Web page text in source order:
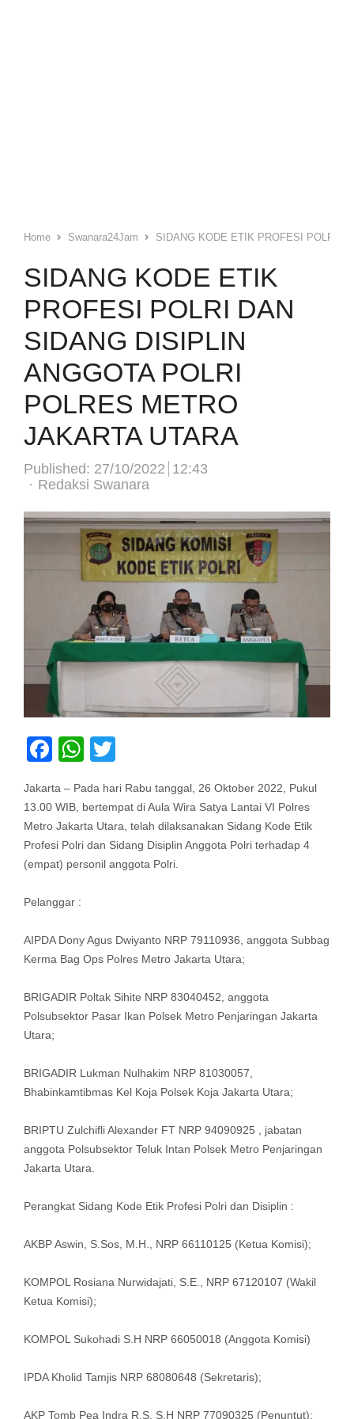
Home Swanara24Jam SIDANG KODE ETIK PROFESI POLRI
SIDANG KODE ETIK
PROFESI POLRI DAN
SIDANG DISIPLIN
ANGGOTA POLRI
POLRES METRO
JAKARTA UTARA
Published: 27/10/2022 12:43
Author
Redaksi Swanara
Facebook
WhatsApp
Twitter
Jakarta – Pada hari Rabu tanggal, 26 Oktober 2022, Pukul
13.00 WIB, bertempat di Aula Wira Satya Lantai VI Polres
Metro Jakarta Utara, telah dilaksanakan Sidang Kode Etik
Profesi Polri dan Sidang Disiplin Anggota Polri terhadap 4
(empat) personil anggota Polri.
Pelanggar :
AIPDA Dony Agus Dwiyanto NRP 79110936, anggota Subbag
Kerma Bag Ops Polres Metro Jakarta Utara;
BRIGADIR Poltak Sihite NRP 83040452, anggota
Polsubsektor Pasar Ikan Polsek Metro Penjaringan Jakarta
Utara;
BRIGADIR Lukman Nulhakim NRP 81030057,
Bhabinkamtibmas Kel Koja Polsek Koja Jakarta Utara;
BRIPTU Zulchifli Alexander FT NRP 94090925 , jabatan
anggota Polsubsektor Teluk Intan Polsek Metro Penjaringan
Jakarta Utara.
Perangkat Sidang Kode Etik Profesi Polri dan Disiplin :
AKBP Aswin, S.Sos, M.H., NRP 66110125 (Ketua Komisi);
KOMPOL Rosiana Nurwidajati, S.E., NRP 67120107 (Wakil
Ketua Komisi);
KOMPOL Sukohadi S.H NRP 66050018 (Anggota Komisi)
IPDA Kholid Tamjis NRP 68080648 (Sekretaris);
AKP Tomb Pea Indra R.S, S.H NRP 77090325 (Penuntut);